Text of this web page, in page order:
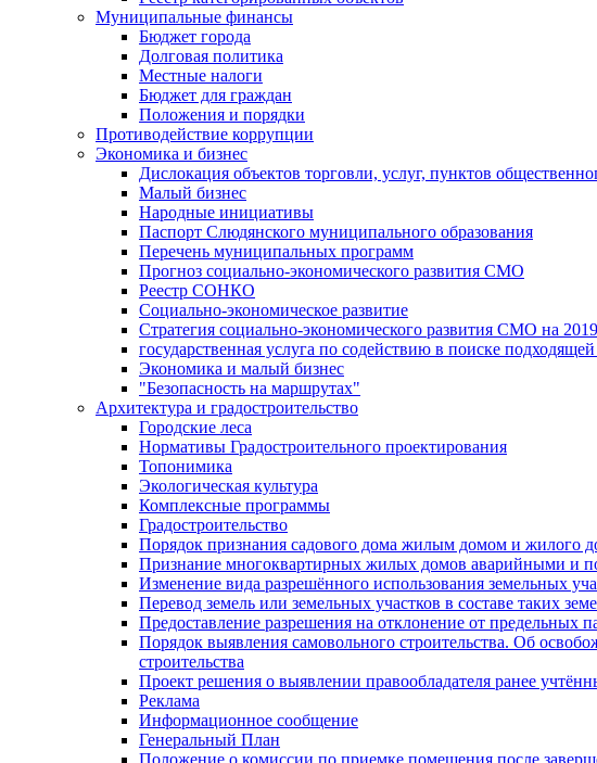
Муниципальные финансы
Бюджет города
Долговая политика
Местные налоги
Бюджет для граждан
Положения и порядки
Противодействие коррупции
Экономика и бизнес
Дислокация объектов торговли, услуг, пунктов
Малый бизнес
Народные инициативы
Паспорт Слюдянского муниципального образования
Перечень муниципальных программ
Прогноз социально-экономического развития СМО
Реестр СОНКО
Социально-экономическое развитие
Стратегия социально-экономического развития СМО на
государственная услуга по содействию в поиске
Экономика и малый бизнес
"Безопасность на маршрутах"
Архитектура и градостроительство
Городские леса
Нормативы Градостроительного проектирования
Топонимика
Экологическая культура
Комплексные программы
Градостроительство
Порядок признания садового дома жилым домом и жилого
Признание многоквартирных жилых домов аварийными и
Изменение вида разрешённого использования земельных
Перевод земель или земельных участков в составе таких
Предоставление разрешения на отклонение от предельных
Порядок выявления самовольного строительства. Об
строительства
Проект решения о выявлении правообладателя ранее
Реклама
Информационное сообщение
Генеральный План
Положение о комиссии по приемке помещения после